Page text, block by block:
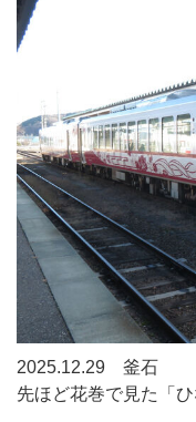
2025.12.29 釜石
先ほど花巻で見た「ひ